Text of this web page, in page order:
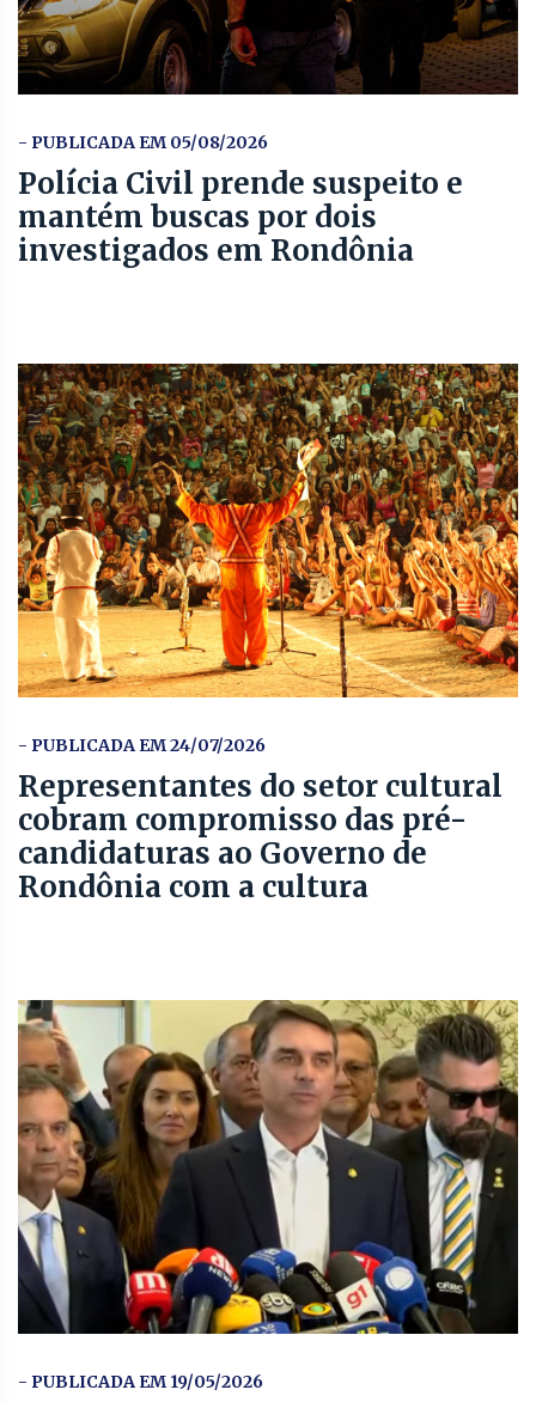
- PUBLICADA EM 05/08/2026
Polícia Civil prende suspeito e
mantém buscas por dois
investigados em Rondônia
- PUBLICADA EM 24/07/2026
Representantes do setor cultural
cobram compromisso das pré-
candidaturas ao Governo de
Rondônia com a cultura
- PUBLICADA EM 19/05/2026